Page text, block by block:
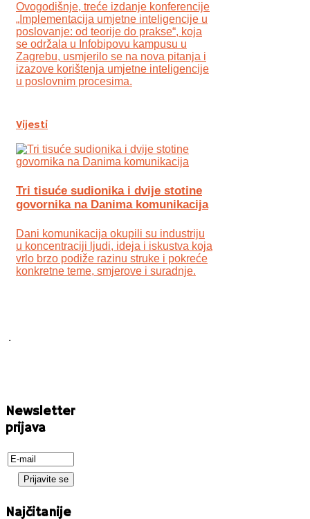
Ovogodišnje, treće izdanje konferencije
„Implementacija umjetne inteligencije u
poslovanje: od teorije do prakse“, koja
se održala u Infobipovu kampusu u
Zagrebu, usmjerilo se na nova pitanja i
izazove korištenja umjetne inteligencije
u poslovnim procesima.
Vijesti
Tri tisuće sudionika i dvije stotine
govornika na Danima komunikacija
Dani komunikacija okupili su industriju
u koncentraciji ljudi, ideja i iskustva koja
vrlo brzo podiže razinu struke i pokreće
konkretne teme, smjerove i suradnje.
.
Newsletter
prijava
Najčitanije